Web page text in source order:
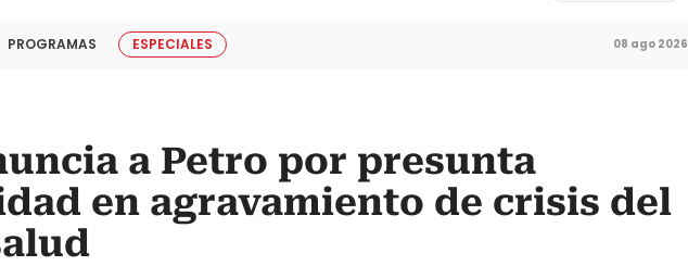
PROGRAMAS ESPECIALES 08 ago 2026
a Petro por presunta
en agravamiento de crisis del